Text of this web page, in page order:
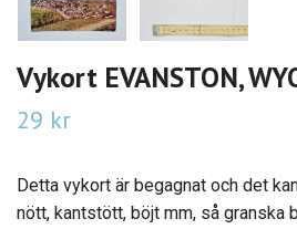
Vykort EVANSTON,
29 kr
Detta vykort är begagnat och det
nött, kantstött, böjt mm, så granska